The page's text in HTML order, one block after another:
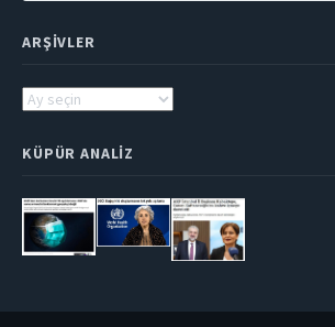
ARŞIVLER
Arşivler
KÜPÜR ANALIZ